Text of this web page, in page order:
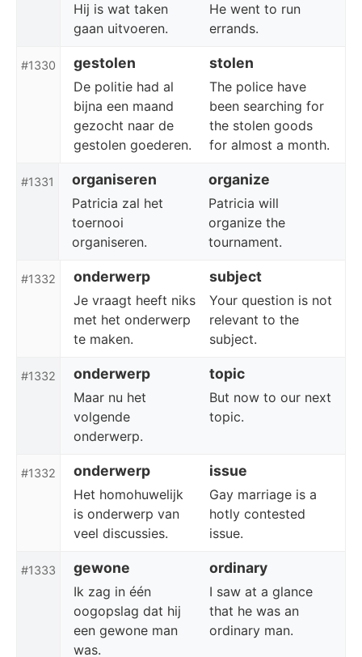
Hij is wat taken
gaan uitvoeren.
He went to run
errands.
#1330 gestolen stolen
De politie had al
bijna een maand
gezocht naar de
gestolen goederen.
The police have
been searching for
the stolen goods
for almost a month.
#1331 organiseren organize
Patricia zal het
toernooi
organiseren.
Patricia will
organize the
tournament.
#1332 onderwerp subject
Je vraagt heeft niks
met het onderwerp
te maken.
Your question is not
relevant to the
subject.
#1332 onderwerp topic
Maar nu het
volgende
onderwerp.
But now to our next
topic.
#1332 onderwerp issue
Het homohuwelijk
is onderwerp van
veel discussies.
Gay marriage is a
hotly contested
issue.
#1333 gewone ordinary
Ik zag in één
oogopslag dat hij
een gewone man
was.
I saw at a glance
that he was an
ordinary man.